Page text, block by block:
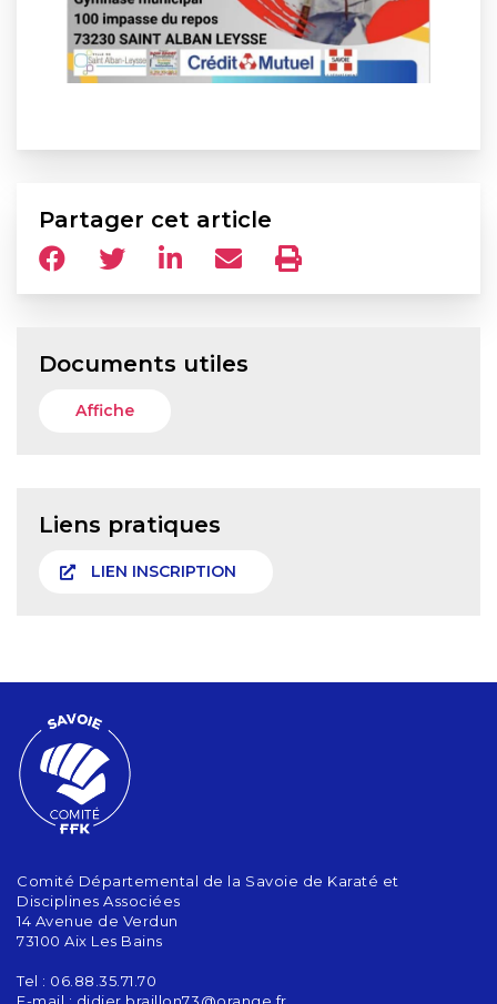
Partager cet article
Documents utiles
Affiche
Liens pratiques
LIEN INSCRIPTION
Comité Départemental de la Savoie de Karaté et
Disciplines Associées
14 Avenue de Verdun
73100 Aix Les Bains
Tel : 06.88.35.71.70
E-mail : didier.braillon73@orange.fr